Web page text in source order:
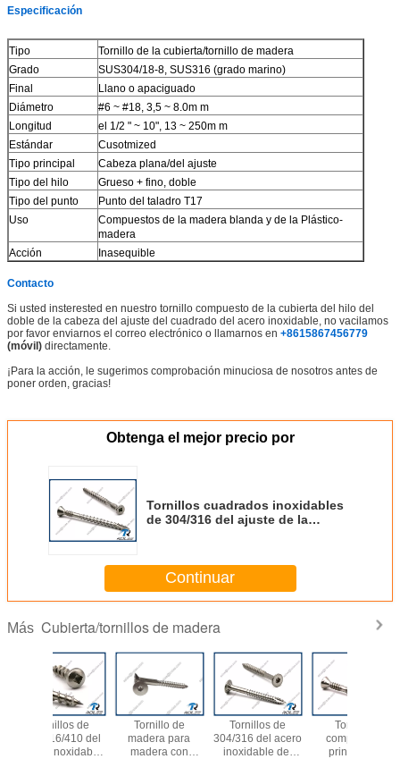
Especificación
Tipo
Tornillo de la cubierta/tornillo de madera
Grado
SUS304/18-8, SUS316 (grado marino)
Final
Llano o apaciguado
Diámetro
#6 ~ #18, 3,5 ~ 8.0m m
Longitud
el 1/2 " ~ 10", 13 ~ 250m m
Estándar
Cusotmized
Tipo principal
Cabeza plana/del ajuste
Tipo del hilo
Grueso + fino, doble
Tipo del punto
Punto del taladro T17
Uso
Compuestos de la madera blanda y de la Plástico-
madera
Acción
Inasequible
Contacto
Si usted insterested en nuestro tornillo compuesto de la cubierta del hilo del
doble de la cabeza del ajuste del cuadrado del acero inoxidable, no vacilamos
por favor enviarnos el correo electrónico o llamarnos en +8615867456779
(móvil) directamente.
¡Para la acción, le sugerimos comprobación minuciosa de nosotros antes de
poner orden, gracias!
Obtenga el mejor precio por
Tornillos cuadrados inoxidables
de 304/316 del ajuste de la
Continuar
Más Cubierta/tornillos de madera
Tornillo de
madera para
madera con
Tornillos de
304/316 del acero
inoxidable del
Tornillos
compuestos
principales